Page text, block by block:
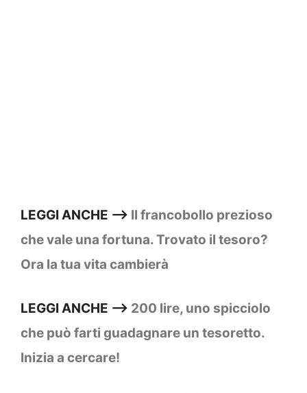
LEGGI ANCHE —> Il francobollo prezioso
che vale una fortuna. Trovato il tesoro?
Ora la tua vita cambierà
LEGGI ANCHE —> 200 lire, uno spicciolo
che può farti guadagnare un tesoretto.
Inizia a cercare!